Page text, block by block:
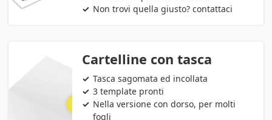
Non trovi quella giusto? contattaci
Cartelline con tasca
Tasca sagomata ed incollata
3 template pronti
Nella versione con dorso, per molti
fogli